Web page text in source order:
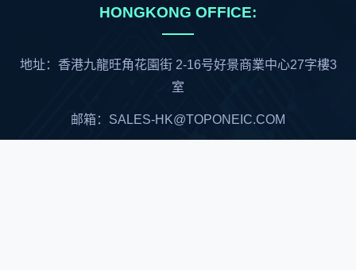
HONGKONG OFFICE:
地址：香港九龍旺角花園街 2-16号好景商業中心27字樓3
室
邮箱：SALES-HK@TOPONEIC.COM